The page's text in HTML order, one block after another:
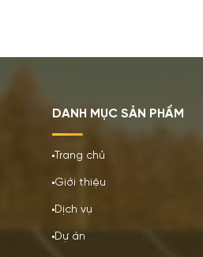
DANH MỤC SẢN PHẨM
Trang chủ
Giới thiệu
Dịch vụ
Dự án